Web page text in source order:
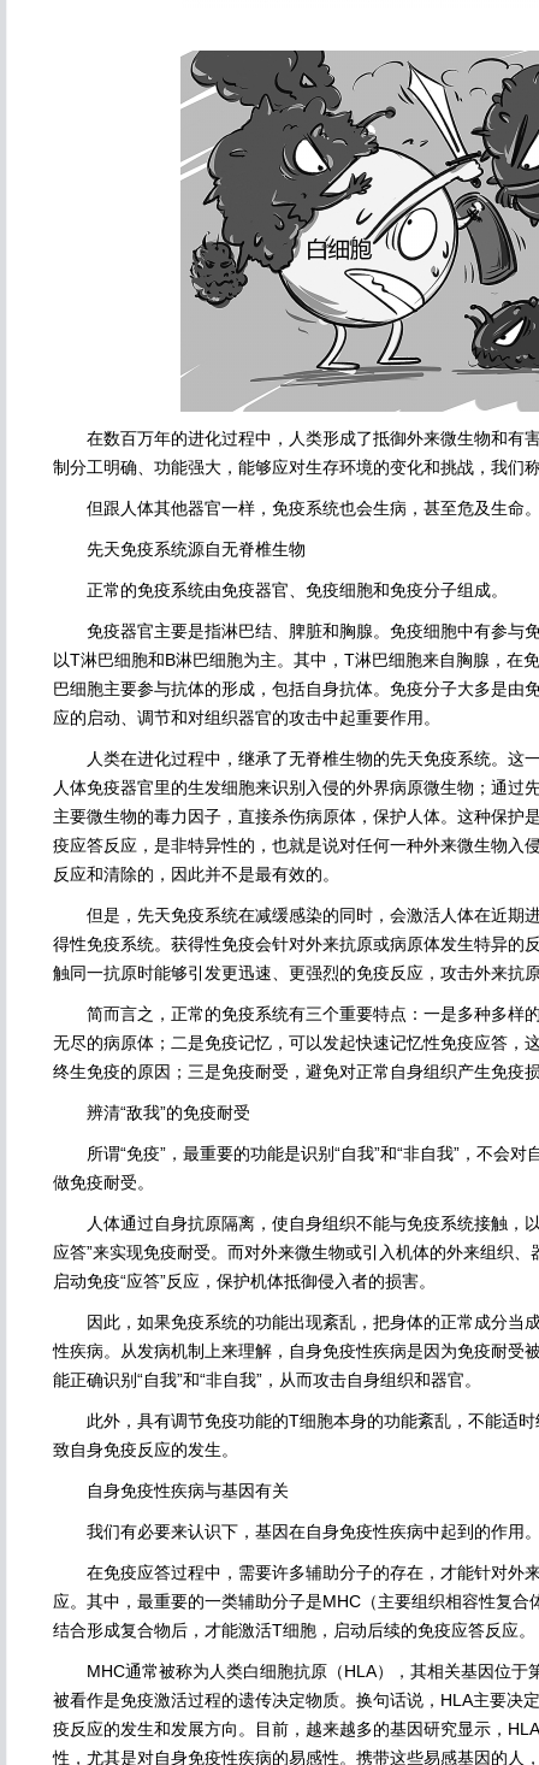
在数百万年的进化过程中，人类形成了抵御外来微生物和有
制分工明确、功能强大，能够应对生存环境的变化和挑战，我们
但跟人体其他器官一样，免疫系统也会生病，甚至危及生命
先天免疫系统源自无脊椎生物
正常的免疫系统由免疫器官、免疫细胞和免疫分子组成。
免疫器官主要是指淋巴结、脾脏和胸腺。免疫细胞中有参与
以T淋巴细胞和B淋巴细胞为主。其中，T淋巴细胞来自胸腺，在
巴细胞主要参与抗体的形成，包括自身抗体。免疫分子大多是由
应的启动、调节和对组织器官的攻击中起重要作用。
人类在进化过程中，继承了无脊椎生物的先天免疫系统。这
人体免疫器官里的生发细胞来识别入侵的外界病原微生物；通过
主要微生物的毒力因子，直接杀伤病原体，保护人体。这种保护
疫应答反应，是非特异性的，也就是说对任何一种外来微生物入
反应和清除的，因此并不是最有效的。
但是，先天免疫系统在减缓感染的同时，会激活人体在近期
得性免疫系统。获得性免疫会针对外来抗原或病原体发生特异的
触同一抗原时能够引发更迅速、更强烈的免疫反应，攻击外来抗
简而言之，正常的免疫系统有三个重要特点：一是多种多样
无尽的病原体；二是免疫记忆，可以发起快速记忆性免疫应答，
终生免疫的原因；三是免疫耐受，避免对正常自身组织产生免疫
辨清“敌我”的免疫耐受
所谓“免疫”，最重要的功能是识别“自我”和“非自我”，不会对
做免疫耐受。
人体通过自身抗原隔离，使自身组织不能与免疫系统接触，
应答”来实现免疫耐受。而对外来微生物或引入机体的外来组织、
启动免疫“应答”反应，保护机体抵御侵入者的损害。
因此，如果免疫系统的功能出现紊乱，把身体的正常成分当
性疾病。从发病机制上来理解，自身免疫性疾病是因为免疫耐受
能正确识别“自我”和“非自我”，从而攻击自身组织和器官。
此外，具有调节免疫功能的T细胞本身的功能紊乱，不能适时
致自身免疫反应的发生。
自身免疫性疾病与基因有关
我们有必要来认识下，基因在自身免疫性疾病中起到的作用
在免疫应答过程中，需要许多辅助分子的存在，才能针对外
应。其中，最重要的一类辅助分子是MHC（主要组织相容性复合
结合形成复合物后，才能激活T细胞，启动后续的免疫应答反应。
MHC通常被称为人类白细胞抗原（HLA），其相关基因位于
被看作是免疫激活过程的遗传决定物质。换句话说，HLA主要决
疫反应的发生和发展方向。目前，越来越多的基因研究显示，
性，尤其是对自身免疫性疾病的易感性。携带这些易感基因的人